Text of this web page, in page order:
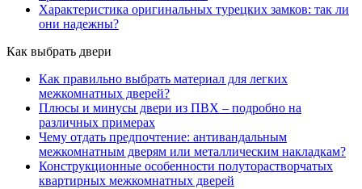
Характеристика оригинальных турецких замков: так ли
они надежны?
Как выбрать двери
Как правильно выбрать материал для легких
межкомнатных дверей?
Плюсы и минусы двери из ПВХ – подробно на
различных примерах
Чему отдать предпочтение: антивандальным
межкомнатным дверям или металлическим накладкам?
Конструкционные особенности полуторастворчатых
квартирных межкомнатных дверей